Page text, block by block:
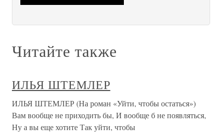
Читайте также
ИЛЬЯ ШТЕМЛЕР
ИЛЬЯ ШТЕМЛЕР (На роман «Уйти, чтобы остаться»)
Вам вообще не приходить бы, И вообще б не появляться,
Ну а вы еще хотите Так уйти, чтобы